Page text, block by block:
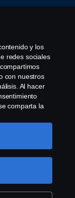
Tel:
y los
redes sociales
con nuestros
Al hacer
comparta la
y
Para
privacidad